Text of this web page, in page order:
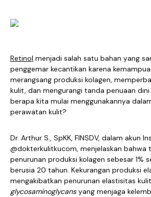
Retinol menjadi salah satu bahan yang
penggemar kecantikan karena
merangsang produksi kolagen,
kulit, dan mengurangi tanda penuaan
berapa kita mulai menggunakannya
perawatan kulit?
Dr. Arthur S., SpKK, FINSDV, dalam akun
@dokterkulitkucom, menjelaskan bahwa
penurunan produksi kolagen sebesar 1%
berusia 20 tahun. Kekurangan produksi
mengakibatkan penurunan elastisitas
glycosaminoglycansyang menjaga